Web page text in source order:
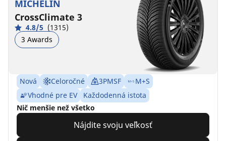
MICHELIN
CrossClimate 3
4.8/5 (1315)
3 Awards
Nová Celoročné 3PMSF
M+S
Vhodné pre EV
Každodenná istota
Nič menšie než všetko
Nájdite svoju veľkosť